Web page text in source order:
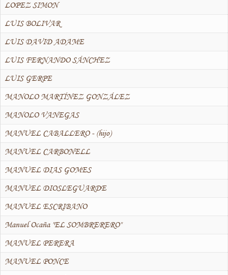
LOPEZ SIMON
LUIS BOLIVAR
LUIS DAVID ADAME
LUIS FERNANDO SÁNCHEZ
LUIS GERPE
MANOLO MARTÍNEZ GONZÁLEZ
MANOLO VANEGAS
MANUEL CABALLERO - (hijo)
MANUEL CARBONELL
MANUEL DIAS GOMES
MANUEL DIOSLEGUARDE
MANUEL ESCRIBANO
Manuel Ocaña "EL SOMBRERERO"
MANUEL PERERA
MANUEL PONCE